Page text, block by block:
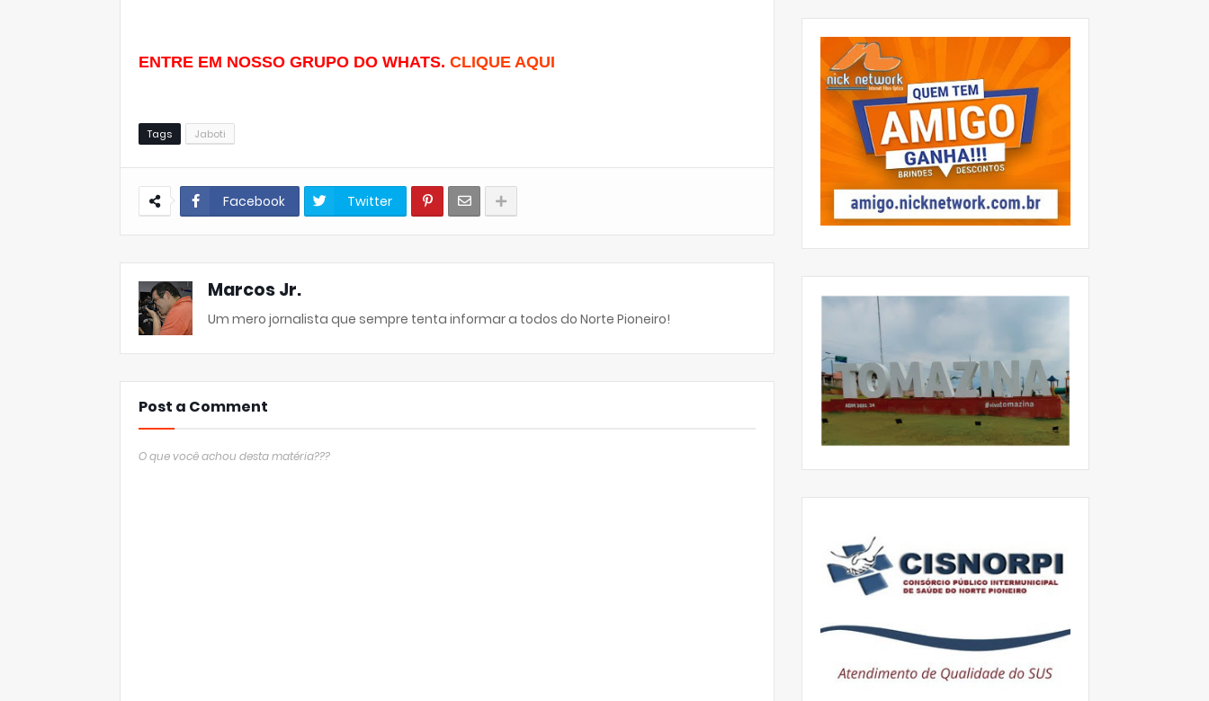
ENTRE EM NOSSO GRUPO DO WHATS. CLIQUE AQUI
Tags Jaboti
Facebook Twitter
Marcos Jr.
Um mero jornalista que sempre tenta informar a todos do Norte Pioneiro!
Post a Comment
O que você achou desta matéria???